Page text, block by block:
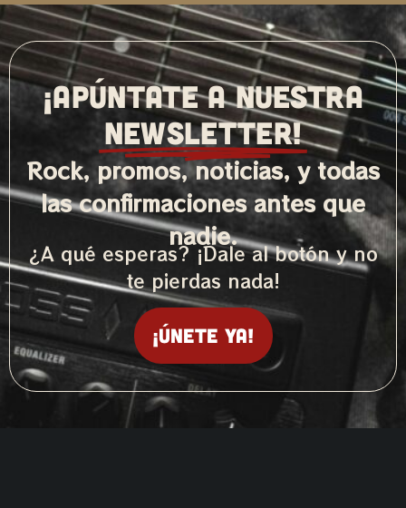
¡APÚNTATE A NUESTRA
NEWSLETTER!
Rock, promos, noticias, y todas
las confirmaciones antes que
nadie.
¿A qué esperas? ¡Dale al botón y no
te pierdas nada!
¡Únete ya!